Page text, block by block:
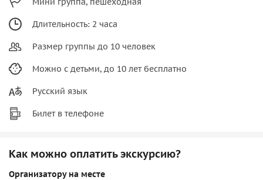
Длительность: 2 часа
Размер группы до 10 человек
Можно с детьми, до 10 лет бесплатно
Русский язык
Билет в телефоне
Как можно оплатить экскурсию?
Организатору на месте